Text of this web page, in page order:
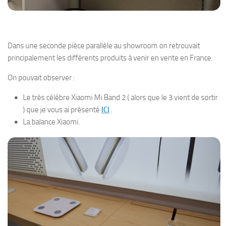
Dans une seconde pièce parallèle au showroom on retrouvait
principalement les différents produits à venir en vente en France.
On pouvait observer :
Le très célèbre Xiaomi Mi Band 2 ( alors que le 3 vient de sortir
) que je vous ai présenté ICI .
La balance Xiaomi.